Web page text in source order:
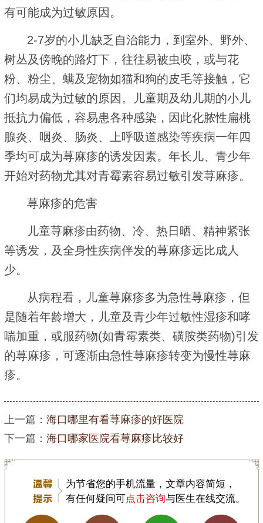
有可能成为过敏原因。
2-7岁的小儿缺乏自治能力，到室外、野外、
树丛及傍晚的路灯下，往往易被虫咬，或与花
粉、粉尘、螨及宠物如猫和狗的皮毛等接触，它
们均易成为过敏的原因。儿童期及幼儿期的小儿
抵抗力偏低，容易患各种感染，因此化脓性扁桃
腺炎、咽炎、肠炎、上呼吸道感染等疾病一年四
季均可成为荨麻疹的诱发因素。年长儿、青少年
开始对药物尤其对青霉素容易过敏引发荨麻疹。
荨麻疹的危害
儿童荨麻疹由药物、冷、热日晒、精神紧张
等诱发，及全身性疾病伴发的荨麻疹远比成人
少。
从病程看，儿童荨麻疹多为急性荨麻疹，但
是随着年龄增大，儿童及青少年过敏性湿疹和哮
喘加重，或服药物(如青霉素类、磺胺类药物)引发
的荨麻疹，可逐渐由急性荨麻疹转变为慢性荨麻
疹。
上一篇： 海口哪里有看荨麻疹的好医院
下一篇： 海口哪家医院看荨麻疹比较好
为节省您的手机流量，文章内容简短，
有任何疑问可点击咨询与医生在线交流。